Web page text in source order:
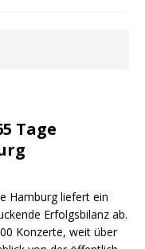
Tage
Hamburg liefert ein
Erfolgsbilanz ab.
Konzerte, weit über